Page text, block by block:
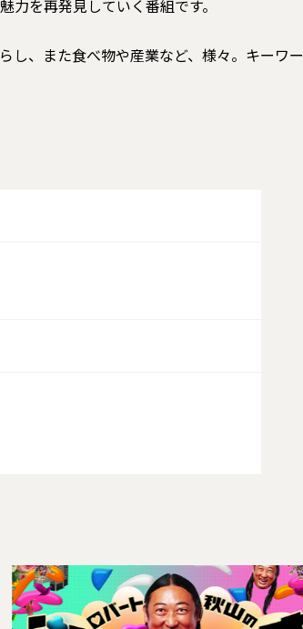
力を再発見していく番組です。
し、また食べ物や産業など、様々。キーワー